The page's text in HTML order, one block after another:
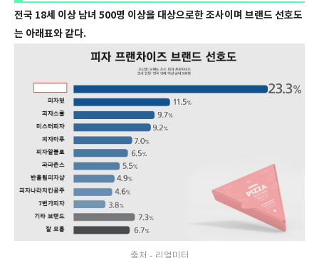
전국 18세 이상 남녀 500명 이상을 대상으로한 조사이며 브랜드 선호도
는 아래표와 같다.